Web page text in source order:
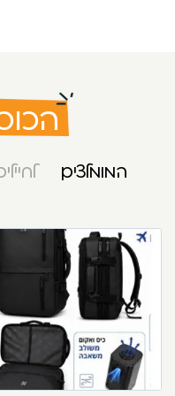
המומלצים